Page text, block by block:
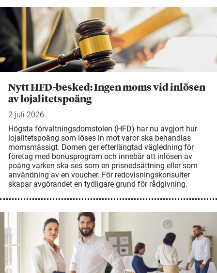
Nytt HFD-besked: Ingen moms vid inlösen
av lojalitetspoäng
2 juli 2026
Högsta förvaltningsdomstolen (HFD) har nu avgjort hur
lojalitetspoäng som löses in mot varor ska behandlas
momsmässigt. Domen ger efterlängtad vägledning för
företag med bonusprogram och innebär att inlösen av
poäng varken ska ses som en prisnedsättning eller som
användning av en voucher. För redovisningskonsulter
skapar avgörandet en tydligare grund för rådgivning.